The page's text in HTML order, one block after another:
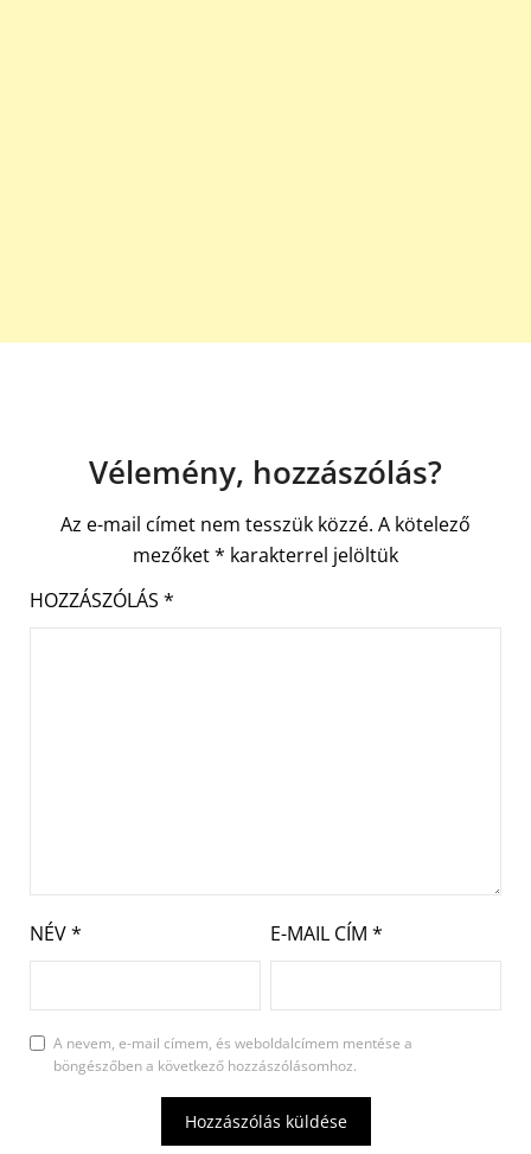
Vélemény, hozzászólás?
Az e-mail címet nem tesszük közzé. A kötelező
mezőket* karakterrel jelöltük
HOZZÁSZÓLÁS *
NÉV* E-MAIL CÍM *
A nevem, e-mail címem, és weboldalcímem mentése a
böngészőben a következő hozzászólásomhoz.